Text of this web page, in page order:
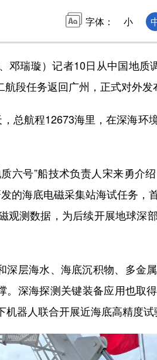
字体： 小
瑞璇）记者10日从中国地质
段任务返回广州，正式对外发
航程12673海里，在深海环
号”船技术负责人宋来勇介
的海底电磁采集站海试任务，
观测数据，为后续开展地球深
层海水、海底沉积物、多金
。深海探测关键装备应用也取
器人联合开展近海底高精度试